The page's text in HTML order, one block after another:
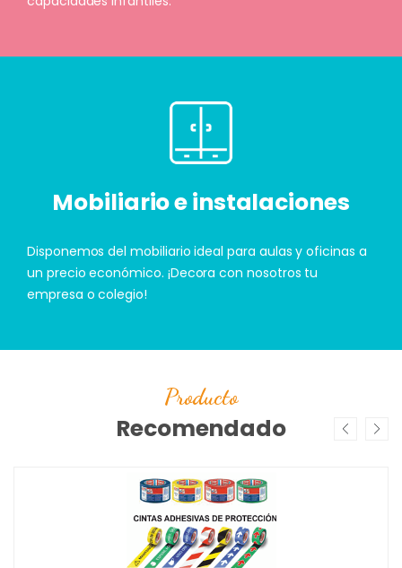
Mobiliario e instalaciones
Disponemos del mobiliario ideal para aulas y oficinas a
un precio económico. ¡Decora con nosotros tu
empresa o colegio!
Producto
Recomendado